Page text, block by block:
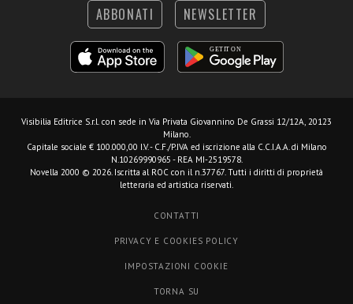
ABBONATI NEWSLETTER
Visibilia Editrice S.r.l. con sede in Via Privata Giovannino De Grassi 12/12A, 20123
Milano.
Capitale sociale € 100.000,00 I.V. - C.F./P.IVA ed iscrizione alla C.C.I.A.A. di Milano
N.10269990965 - REA MI-2519578.
Novella 2000 © 2026. Iscritta al ROC con il n.37767. Tutti i diritti di proprietà
letteraria ed artistica riservati.
CONTATTI
PRIVACY E COOKIES POLICY
IMPOSTAZIONI COOKIE
TORNA SU